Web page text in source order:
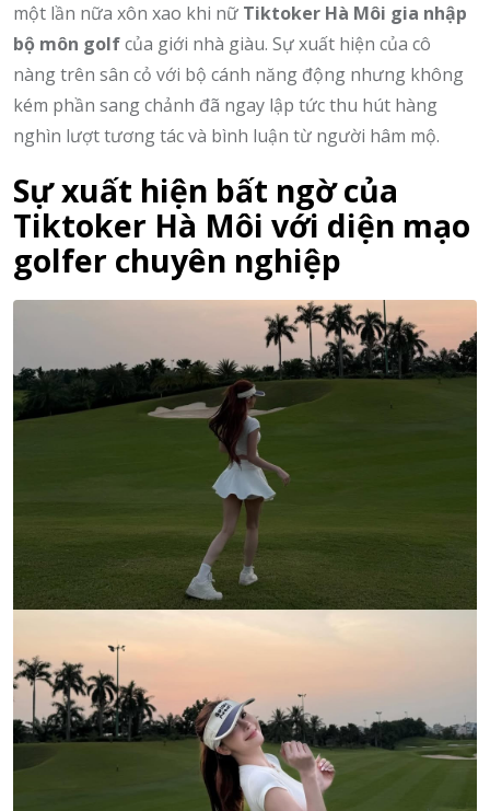
một lần nữa xôn xao khi nữ Tiktoker Hà Môi gia nhập
bộ môn golfcủa giới nhà giàu. Sự xuất hiện của cô
nàng trên sân cỏ với bộ cánh năng động nhưng không
kém phần sang chảnh đã ngay lập tức thu hút hàng
nghìn lượt tương tác và bình luận từ người hâm mộ.
Sự xuất hiện bất ngờ của
Tiktoker Hà Môi với diện mạo
golfer chuyên nghiệp